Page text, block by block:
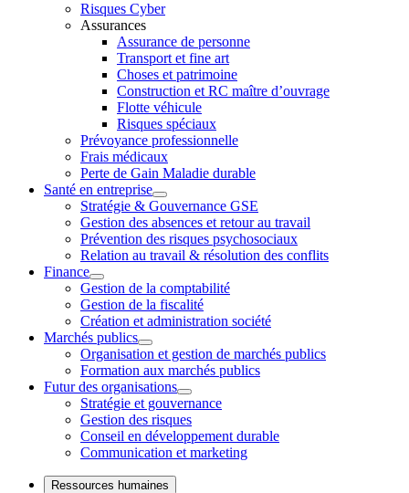
Risques Cyber
Assurances
Assurance de personne
Transport et fine art
Choses et patrimoine
Construction et RC maître d’ouvrage
Flotte véhicule
Risques spéciaux
Prévoyance professionnelle
Frais médicaux
Perte de Gain Maladie durable
Santé en entreprise
Stratégie & Gouvernance GSE
Gestion des absences et retour au travail
Prévention des risques psychosociaux
Relation au travail & résolution des conflits
Finance
Gestion de la comptabilité
Gestion de la fiscalité
Création et administration société
Marchés publics
Organisation et gestion de marchés publics
Formation aux marchés publics
Futur des organisations
Stratégie et gouvernance
Gestion des risques
Conseil en développement durable
Communication et marketing
Ressources humaines